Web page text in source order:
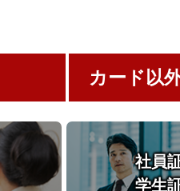
社員
学生
カード以